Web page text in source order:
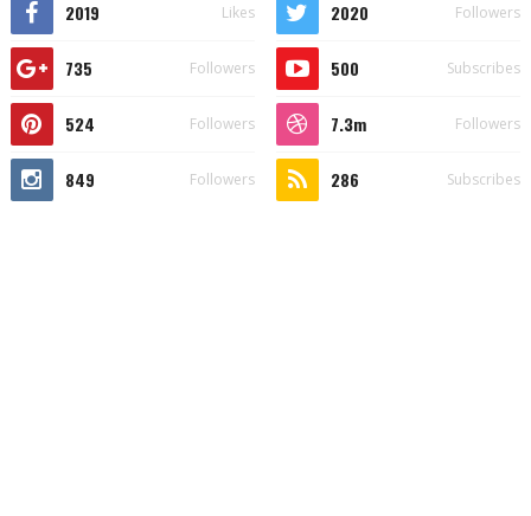
2019 Likes 2020 Followers
735 Followers 500 Subscribes
524 Followers 7.3m Followers
849 Followers 286 Subscribes